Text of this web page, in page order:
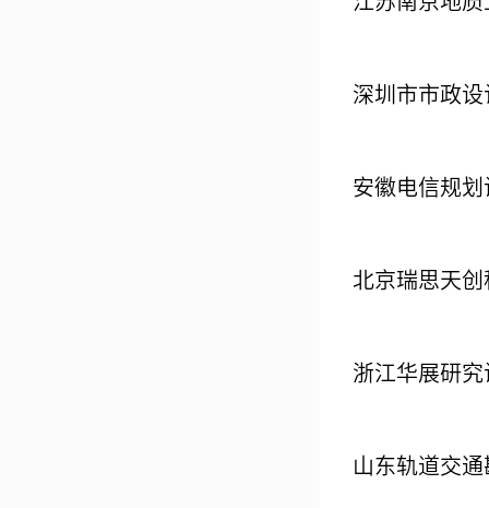
深圳市市政
安徽电信规
北京瑞思天
浙江华展研
山东轨道交